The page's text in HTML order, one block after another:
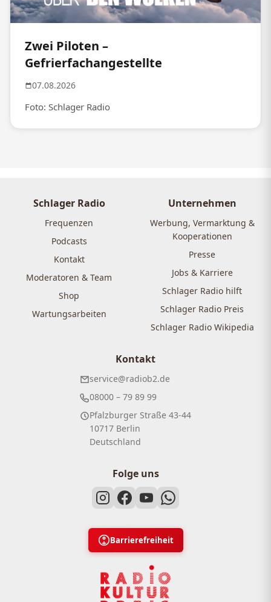
Zwei Piloten –
Gefrierfachangestellte
07.08.2026
Foto: Schlager Radio
Schlager Radio
Frequenzen
Podcasts
Kontakt
Moderatoren & Team
Shop
Wartungsarbeiten
Unternehmen
Werbung, Vermarktung &
Kooperationen
Presse
Jobs & Karriere
Schlager Radio hilft
Schlager Radio Preis
Schlager Radio Wikipedia
Kontakt
service@radiob2.de
08000 – 79 89 99
Pfalzburger Straße 43-44
10717 Berlin
Deutschland
Folge uns
Barrierefreiheit